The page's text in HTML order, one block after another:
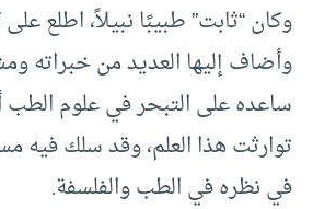
وكان “ثابت” طبيبًا نبيلاً، اطلع
وأضاف إليها العديد من خبراته
ساعده على التبحر في علوم الطب
توارثت هذا العلم، وقد سلك فيه
في نظره في الطب والفلسفة.